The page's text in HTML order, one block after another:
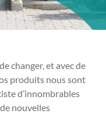
changer, et avec de
produits nous sont
d’innombrables
nouvelles